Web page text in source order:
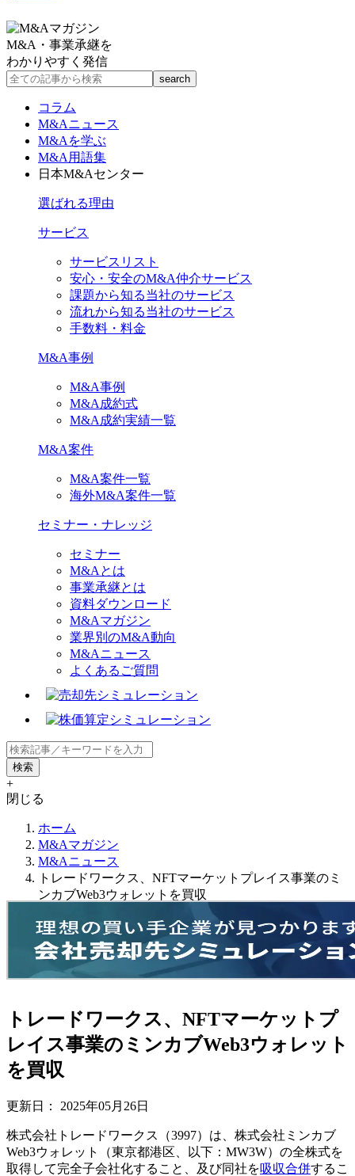
M&A・事業承継を
わかりやすく発信
コラム
M&Aニュース
M&Aを学ぶ
M&A用語集
日本M&Aセンター
選ばれる理由
サービス
サービスリスト
安心・安全のM&A仲介サービス
課題から知る当社のサービス
流れから知る当社のサービス
手数料・料金
M&A事例
M&A事例
M&A成約式
M&A成約実績一覧
M&A案件
M&A案件一覧
海外M&A案件一覧
セミナー・ナレッジ
セミナー
M&Aとは
事業承継とは
資料ダウンロード
M&Aマガジン
業界別のM&A動向
M&Aニュース
よくあるご質問
+
閉じる
ホーム
M&Aマガジン
M&Aニュース
トレードワークス、NFTマーケットプレイス事業のミ
ンカブWeb3ウォレットを買収
トレードワークス、NFTマーケットプ
レイス事業のミンカブWeb3ウォレット
を買収
更新日： 2025年05月26日
株式会社トレードワークス（3997）は、株式会社ミンカブ
Web3ウォレット（東京都港区、以下：MW3W）の全株式を
取得して完全子会社化すること、及び同社を吸収合併するこ